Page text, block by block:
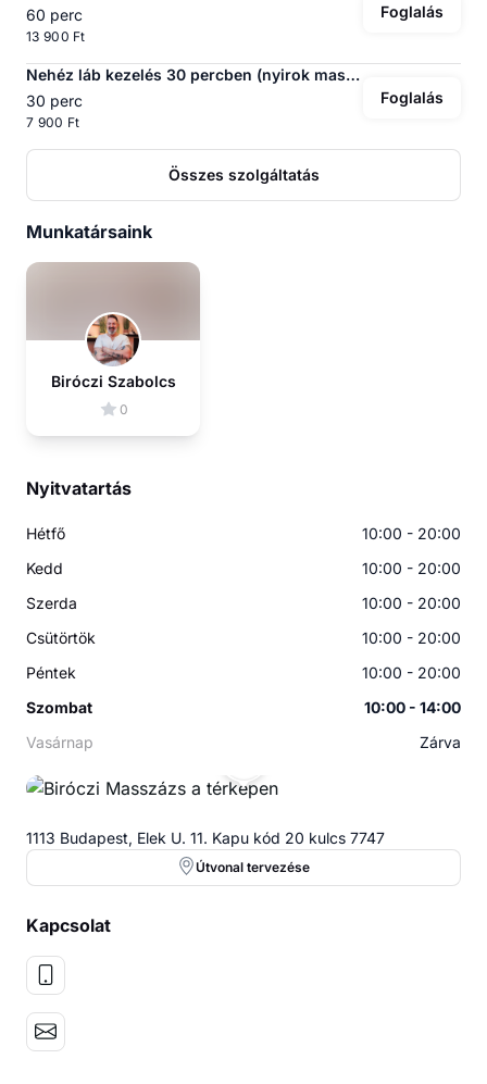
60 perc
13 900 Ft
Foglalás
Nehéz láb kezelés 30 percben (nyirok masszás)
30 perc
7 900 Ft
Foglalás
Összes szolgáltatás
Munkatársaink
Biróczi Szabolcs
0
Nyitvatartás
Hétfő
10:00 - 20:00
Kedd
10:00 - 20:00
Szerda
10:00 - 20:00
Csütörtök
10:00 - 20:00
Péntek
10:00 - 20:00
Szombat
10:00 - 14:00
Vasárnap
Zárva
1113 Budapest, Elek U. 11. Kapu kód 20 kulcs 7747
Útvonal tervezése
Kapcsolat